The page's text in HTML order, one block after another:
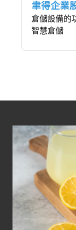
聿得企業
倉儲設備的
智慧倉儲